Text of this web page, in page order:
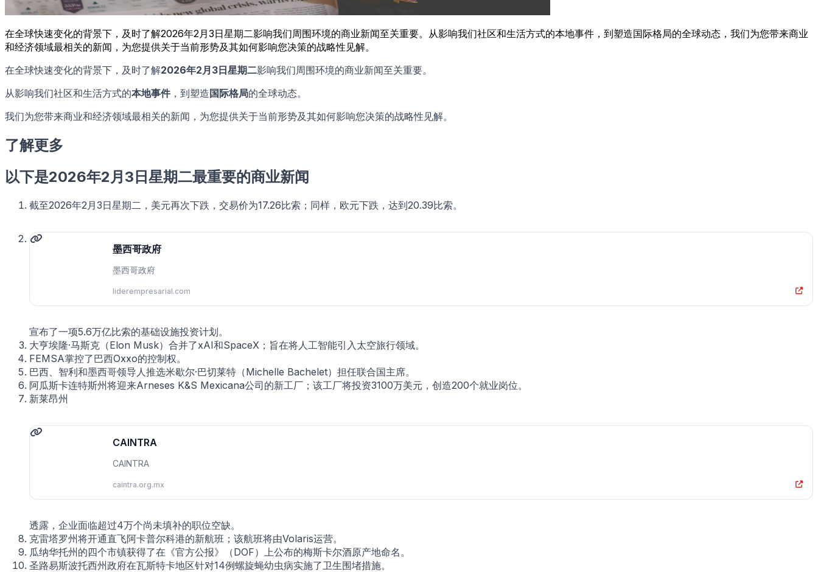
在全球快速变化的背景下，及时了解2026年2月3日星期二影响我们周围环境的商业新闻至关重要。从影响我们社区和生活方式的本地事件，到塑造国际格局的全球动态，我们为您带来商业
和经济领域最相关的新闻，为您提供关于当前形势及其如何影响您决策的战略性见解。
在全球快速变化的背景下，及时了解2026年2月3日星期二影响我们周围环境的商业新闻至关重要。
从影响我们社区和生活方式的本地事件，到塑造国际格局的全球动态。
我们为您带来商业和经济领域最相关的新闻，为您提供关于当前形势及其如何影响您决策的战略性见解。
了解更多
以下是2026年2月3日星期二最重要的商业新闻
截至2026年2月3日星期二，美元再次下跌，交易价为17.26比索；同样，欧元下跌，达到20.39比索。
墨西哥政府
墨西哥政府
liderempresarial.com
宣布了一项5.6万亿比索的基础设施投资计划。
大亨埃隆·马斯克（Elon Musk）合并了xAI和SpaceX；旨在将人工智能引入太空旅行领域。
FEMSA掌控了巴西Oxxo的控制权。
巴西、智利和墨西哥领导人推选米歇尔·巴切莱特（Michelle Bachelet）担任联合国主席。
阿瓜斯卡连特斯州将迎来Arneses K&S Mexicana公司的新工厂；该工厂将投资3100万美元，创造200个就业岗位。
新莱昂州
CAINTRA
CAINTRA
caintra.org.mx
透露，企业面临超过4万个尚未填补的职位空缺。
克雷塔罗州将开通直飞阿卡普尔科港的新航班；该航班将由Volaris运营。
瓜纳华托州的四个市镇获得了在《官方公报》（DOF）上公布的梅斯卡尔酒原产地命名。
圣路易斯波托西州政府在瓦斯特卡地区针对14例螺旋蝇幼虫病实施了卫生围堵措施。